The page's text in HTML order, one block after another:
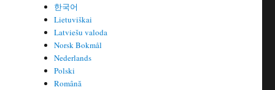
한국어
Lietuviškai
Latviešu valoda
Norsk Bokmål
Nederlands
Polski
Română